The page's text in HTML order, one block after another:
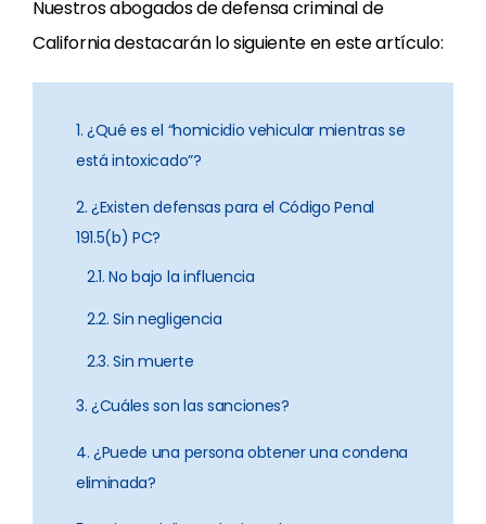
Nuestros abogados de defensa criminal de
California destacarán lo siguiente en este artículo:
1. ¿Qué es el “homicidio vehicular mientras se
está intoxicado”?
2. ¿Existen defensas para el Código Penal
191.5(b) PC?
2.1. No bajo la influencia
2.2. Sin negligencia
2.3. Sin muerte
3. ¿Cuáles son las sanciones?
4. ¿Puede una persona obtener una condena
eliminada?